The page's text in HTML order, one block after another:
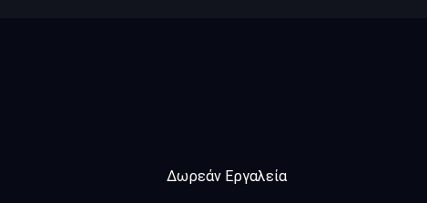
Δωρεάν Εργαλεία